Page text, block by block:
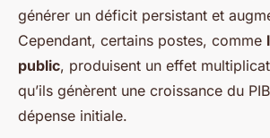
générer un déficit persistant et
Cependant, certains postes, comme
public, produisent un effet
qu’ils génèrent une croissance du
dépense initiale.